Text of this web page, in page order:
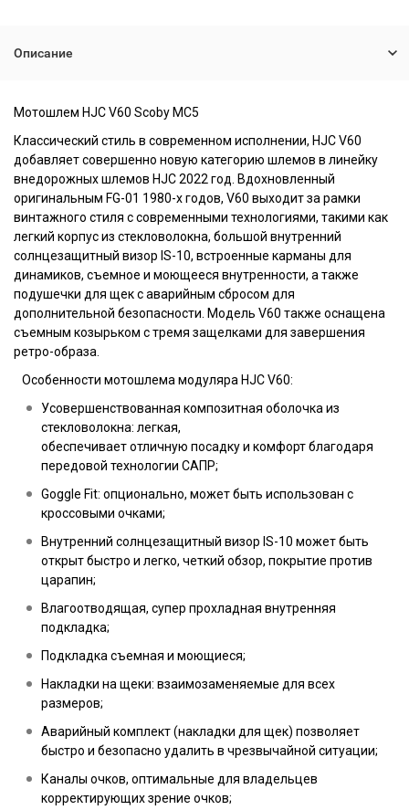
Описание
Мотошлем HJC V60 Scoby MC5
Классический стиль в современном исполнении, HJC V60
добавляет совершенно новую категорию шлемов в линейку
внедорожных шлемов HJC 2022 год. Вдохновленный
оригинальным FG-01 1980-х годов, V60 выходит за рамки
винтажного стиля с современными технологиями, такими как
легкий корпус из стекловолокна, большой внутренний
солнцезащитный визор IS-10, встроенные карманы для
динамиков, съемное и моющееся внутренности, а также
подушечки для щек с аварийным сбросом для
дополнительной безопасности. Модель V60 также оснащена
съемным козырьком с тремя защелками для завершения
ретро-образа.
Особенности мотошлема модуляра HJC V60:
Усовершенствованная композитная оболочка из
стекловолокна: легкая,
обеспечивает отличную посадку и комфорт благодаря
передовой технологии САПР;
Goggle Fit: опционально, может быть использован с
кроссовыми очками;
Внутренний солнцезащитный визор IS-10 может быть
открыт быстро и легко, четкий обзор, покрытие против
царапин;
Влагоотводящая, супер прохладная внутренняя
подкладка;
Подкладка съемная и моющиеся;
Накладки на щеки: взаимозаменяемые для всех
размеров;
Аварийный комплект (накладки для щек) позволяет
быстро и безопасно удалить в чрезвычайной ситуации;
Каналы очков, оптимальные для владельцев
корректирующих зрение очков;